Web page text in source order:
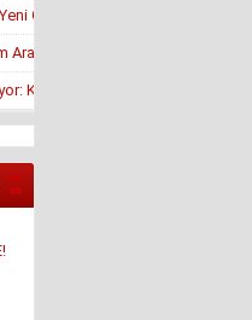
Öğrenci Affı Rehberi
Eşine mi Tahsis Edildi?"
KOSGEB Onayı Geldi